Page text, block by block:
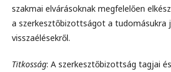
szakmai elvárásoknak megfelelően
a szerkesztőbizottságot a
visszaélésekről.
Titkosság: A szerkesztőbizottság tagjai